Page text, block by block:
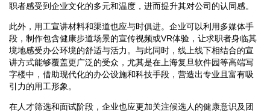
职者感受到企业文化的多元和温度，进而提升其对公司的认同感。
此外，用工宣讲材料和渠道也应与时俱进。企业可以利用多媒体手
段，制作包含健康步道场景的宣传视频或VR体验，让求职者身临其
境地感受办公环境的舒适与活力。与此同时，线上线下相结合的宣
讲方式能够覆盖更广泛的受众，尤其是在上海复旦软件园等高端写
字楼中，借助现代化的办公设施和科技手段，营造出专业且富有吸
引力的用工形象。
在人才筛选和面试阶段，企业也应更加关注候选人的健康意识及团